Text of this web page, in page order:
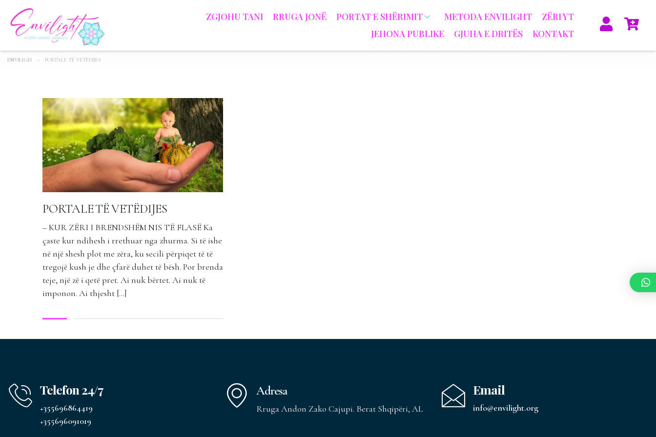
ZGJOHU TANI RRUGA JONË PORTAT E SHËRIMIT METODA ENVILIGHT
ZËRI YT
JEHONA PUBLIKE
GJUHA E DRITËS KONTAKT
ENVILIGH > PORTALE TË VETËDIJES
PORTALE TË VETËDIJES
– KUR ZËRI I BRENDSHËM NIS TË FLASË Ka
çaste kur ndihesh i rrethuar nga zhurma. Si të ishe
në një shesh plot me zëra, ku secili përpiqet të të
tregojë kush je dhe çfarë duhet të bësh. Por brenda
teje, një zë i qetë pret. Ai nuk bërtet. Ai nuk të
imponon. Ai thjesht […]
Telefon 24/7
+355696864419
+355696091019
Adresa
Rruga Andon Zako Cajupi. Berat Shqipëri, AL
Email
info@envilight.org